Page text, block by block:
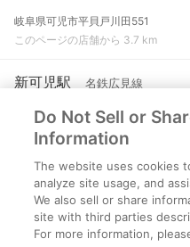
岐阜県可児市平貝戸川田551
このページの店舗から 3.7 km
新可児駅 名鉄広見線
可児市下恵土字前田１２２５-１
このページの店舗から 6.5 km
可児駅 JR太多線
可児市下恵土
このページの店舗から 6.6 km
Do Not Sell or
Information
The website uses cookies
analyze site usage, and
We also sell or share
site with third parties
For more information,